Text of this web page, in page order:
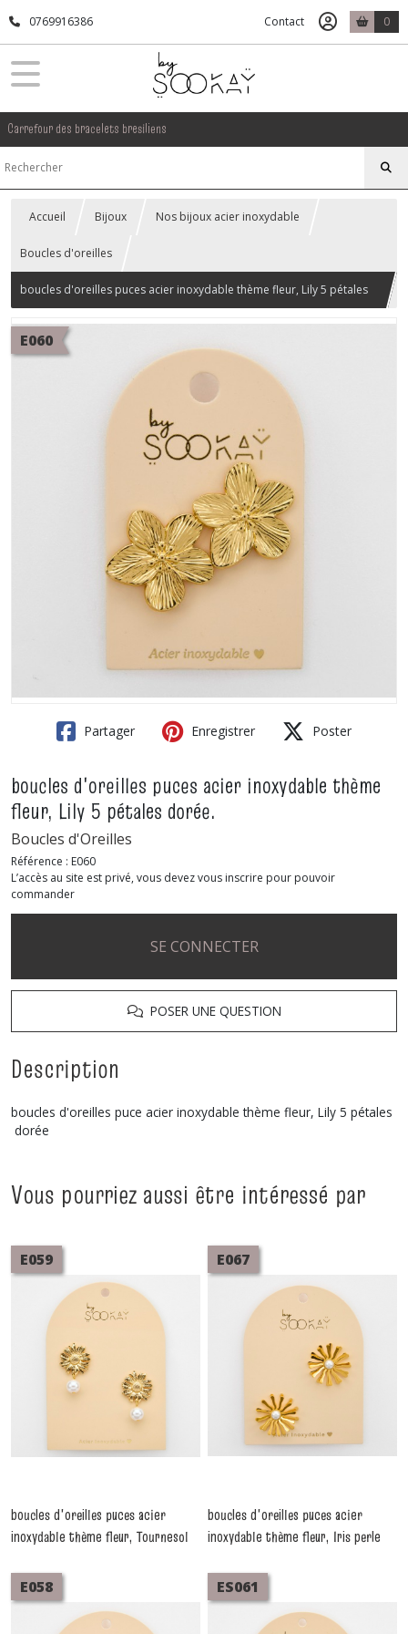
0769916386 Contact 0
Carrefour des bracelets bresiliens
Accueil Bijoux Nos bijoux acier inoxydable
Boucles d'oreilles
boucles d'oreilles puces acier inoxydable thème fleur, Lily 5 pétales
dorée.
E060
Partager Enregistrer Poster
boucles d'oreilles puces acier inoxydable thème
fleur, Lily 5 pétales dorée.
Boucles d'Oreilles
Référence : E060
L’accès au site est privé, vous devez vous inscrire pour pouvoir
commander
SE CONNECTER
POSER UNE QUESTION
Description
boucles d'oreilles puce acier inoxydable thème fleur, Lily 5 pétales
dorée
Vous pourriez aussi être intéressé par
E059
boucles d'oreilles puces acier
inoxydable thème fleur, Tournesol
D'oreilles
E067
boucles d'oreilles puces acier
inoxydable thème fleur, Iris perle
E058 ES061